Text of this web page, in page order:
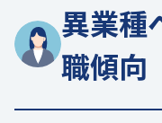
異業種
職傾向